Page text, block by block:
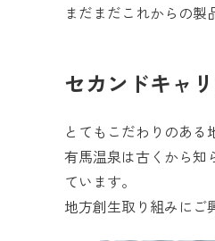
まだまだこれからの製
セカンドキャ
とてもこだわりのある
有馬温泉は古くから知
ています。
地方創生取り組みにご